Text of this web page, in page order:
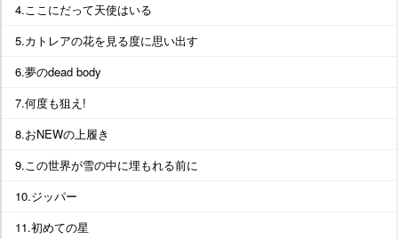
4.ここにだって天使はいる
5.カトレアの花を見る度に思い出す
6.夢のdead body
7.何度も狙え!
8.おNEWの上履き
9.この世界が雪の中に埋もれる前に
10.ジッパー
11.初めての星